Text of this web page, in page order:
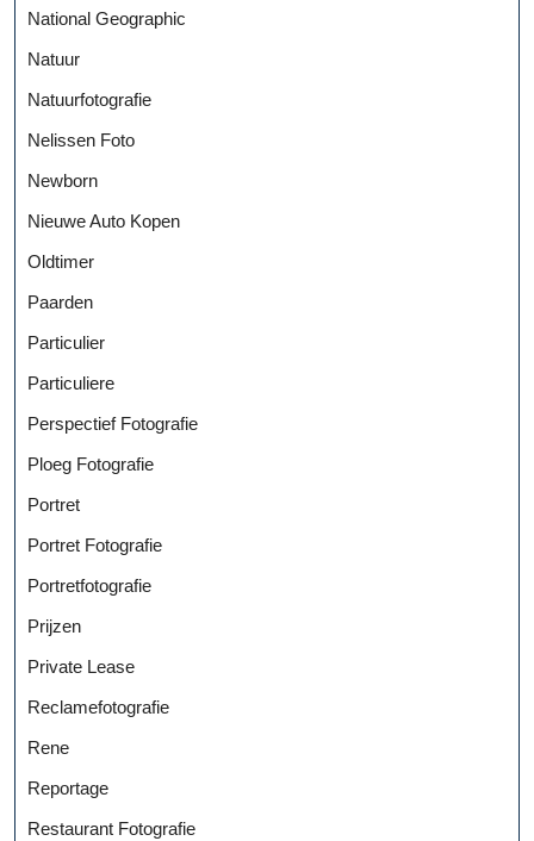
National Geographic
Natuur
Natuurfotografie
Nelissen Foto
Newborn
Nieuwe Auto Kopen
Oldtimer
Paarden
Particulier
Particuliere
Perspectief Fotografie
Ploeg Fotografie
Portret
Portret Fotografie
Portretfotografie
Prijzen
Private Lease
Reclamefotografie
Rene
Reportage
Restaurant Fotografie